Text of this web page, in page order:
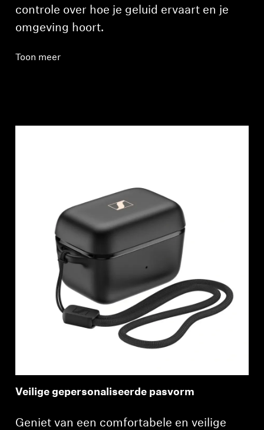
controle over hoe je geluid ervaart en je
omgeving hoort.
Toon meer
Veilige gepersonaliseerde pasvorm
Geniet van een comfortabele en veilige